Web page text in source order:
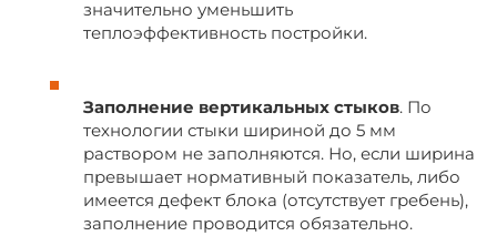
значительно уменьшить
теплоэффективность постройки.
Заполнение вертикальных стыков. По
технологии стыки шириной до 5 мм
раствором не заполняются. Но, если ширина
превышает нормативный показатель, либо
имеется дефект блока (отсутствует гребень),
заполнение проводится обязательно.